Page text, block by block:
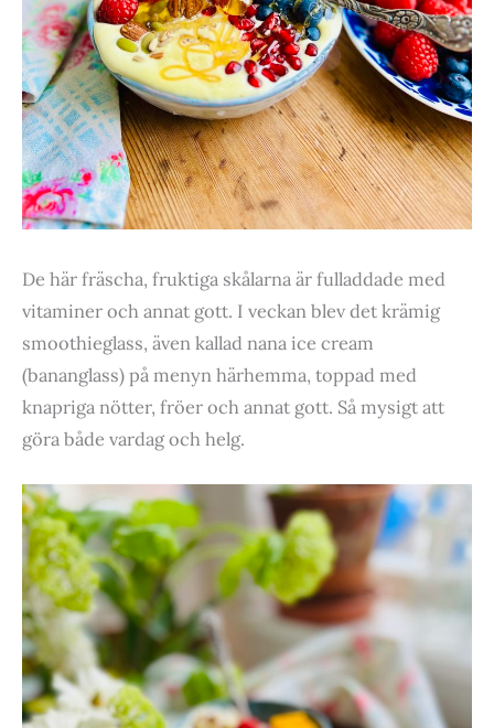
De här fräscha, fruktiga skålarna är fulladdade med
vitaminer och annat gott. I veckan blev det krämig
smoothieglass, även kallad nana ice cream
(bananglass) på menyn härhemma, toppad med
knapriga nötter, fröer och annat gott. Så mysigt att
göra både vardag och helg.